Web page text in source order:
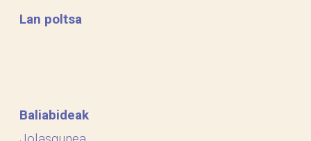
Lan poltsa
Baliabideak